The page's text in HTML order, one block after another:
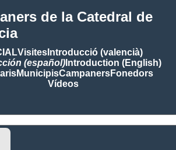
de la Catedral de
VisitesIntroducció (valencià)
(español)Introduction (English)
MunicipisCampanersFonedors
Vídeos